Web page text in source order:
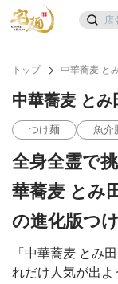
トップ 中華蕎麦 と
中華蕎麦 とみ
つけ麺 魚介
全身全霊で
華蕎麦 とみ
の進化版つ
「中華蕎麦 とみ
れだけ人気が出